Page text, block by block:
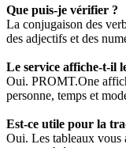
Que puis-je vérifier ?
La conjugaison des
des adjectifs et des
Le service affiche-t-il
Oui. PROMT.One
personne, temps et
Est-ce utile pour la
Oui. Les tableaux vous